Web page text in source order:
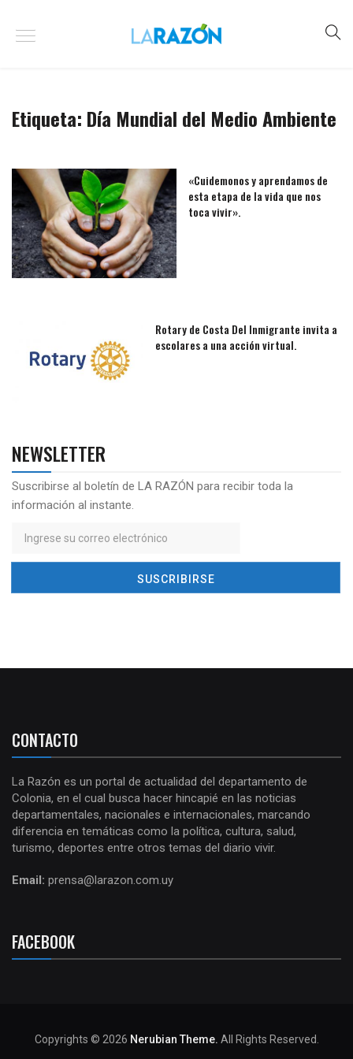
Etiqueta: Día Mundial del Medio Ambiente
«Cuidemonos y aprendamos de
esta etapa de la vida que nos
toca vivir».
Rotary de Costa Del Inmigrante invita a
escolares a una acción virtual.
NEWSLETTER
Suscribirse al boletín de LA RAZÓN para recibir toda la
información al instante.
CONTACTO
La Razón es un portal de actualidad del departamento de
Colonia, en el cual busca hacer hincapié en las noticias
departamentales, nacionales e internacionales, marcando
diferencia en temáticas como la política, cultura, salud,
turismo, deportes entre otros temas del diario vivir.
Email: prensa@larazon.com.uy
FACEBOOK
Copyrights © 2026 Nerubian Theme. All Rights Reserved.